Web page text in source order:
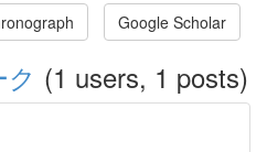
Google Scholar
(1 users, 1 posts)